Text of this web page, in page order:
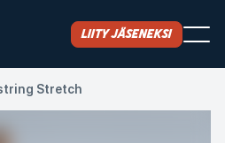
Liity jäseneksi
Stretch